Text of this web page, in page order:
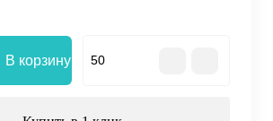
В корзину